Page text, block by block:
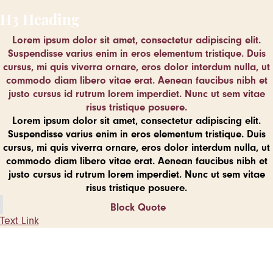
H3 Heading
Lorem ipsum dolor sit amet, consectetur adipiscing elit.
Suspendisse varius enim in eros elementum tristique. Duis
cursus, mi quis viverra ornare, eros dolor interdum nulla, ut
commodo diam libero vitae erat. Aenean faucibus nibh et
justo cursus id rutrum lorem imperdiet. Nunc ut sem vitae
risus tristique posuere.
Lorem ipsum dolor sit amet, consectetur adipiscing elit.
Suspendisse varius enim in eros elementum tristique. Duis
cursus, mi quis viverra ornare, eros dolor interdum nulla, ut
commodo diam libero vitae erat. Aenean faucibus nibh et
justo cursus id rutrum lorem imperdiet. Nunc ut sem vitae
risus tristique posuere.
Block Quote
Text Link